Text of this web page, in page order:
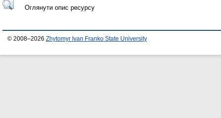
Оглянути опис ресурсу
© 2008–2026 Zhytomyr Ivan Franko State University